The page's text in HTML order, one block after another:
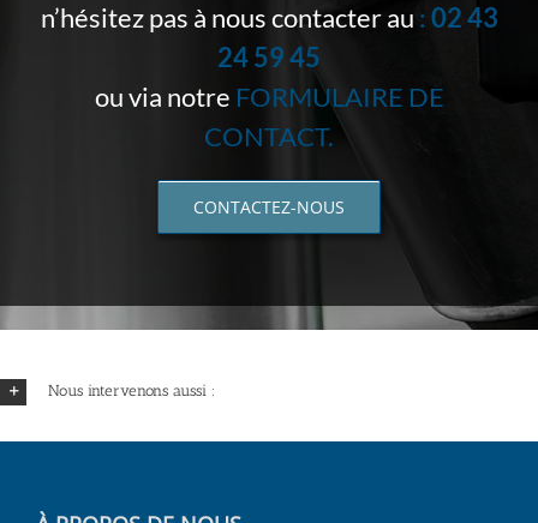
n’hésitez pas à nous contacter au : 02 43
24 59 45
ou via notre FORMULAIRE DE
CONTACT.
CONTACTEZ-NOUS
Nous intervenons aussi :